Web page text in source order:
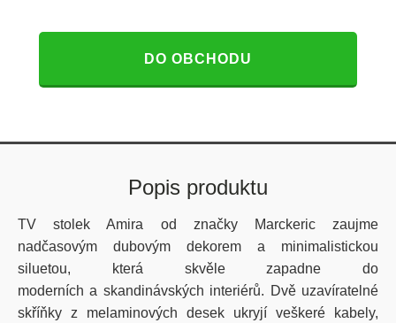
DO OBCHODU
Popis produktu
TV stolek Amira od značky Marckeric zaujme
nadčasovým dubovým dekorem a minimalistickou
siluetou, která skvěle zapadne do
moderních a skandinávských interiérů. Dvě uzavíratelné
skříňky z melaminových desek ukryjí veškeré kabely,